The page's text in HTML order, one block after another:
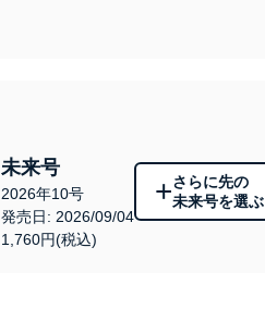
未来号
2026年10号
発売日: 2026/09/04
1,760円(税込)
+さらに先の
未来号を選ぶ